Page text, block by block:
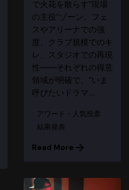
で火花を散らす“現場
の主役”ゾーン。フェ
スやアリーナでの強
度、クラブ規模でのキ
レ、スタジオでの再現
性――それぞれの得意
領域が明確で、“いま
呼びたいドラマ...
アワード・人気投票
結果発表
Read More